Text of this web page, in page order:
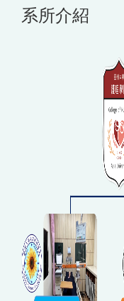
系所介紹